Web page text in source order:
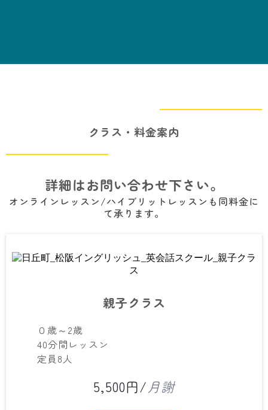
クラス・料金案内
詳細はお問い合わせ下さい。
オンラインレッスン/ハイブリットレッスンも同料金に
て承ります。
親子クラス
０歳～2歳
40分間レッスン
定員8人
5,500円/月謝